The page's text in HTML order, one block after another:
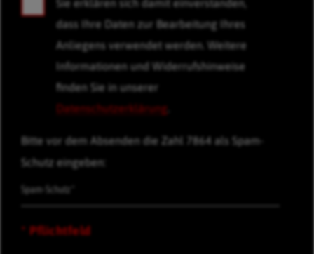
Sie erklären sich damit einverstanden,
dass Ihre Daten zur Bearbeitung Ihres
Anliegens verwendet werden. Weitere
Informationen und Widerrufshinweise
finden Sie in unserer
Datenschutzerklärung
Bitte vor dem Absenden die Zahl 7864 als Spam-
Schutz eingeben:
* Pflichtfeld